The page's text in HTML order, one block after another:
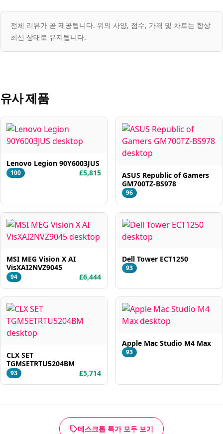
전체 리뷰가 곧 제공됩니다. 위의 사양, 점수, 가격 및 차트는 항상
최신 상태로 유지됩니다.
유사 제품
Lenovo Legion 90Y6003JUS
100 £5,815
ASUS Republic of Gamers
GM700TZ-BS978
96
MSI MEG Vision X AI
VisXAI2NVZ9045
94 £6,444
Dell Tower ECT1250
93
CLX SET
TGMSETRTU5204BM
93 £5,714
Apple Mac Studio M4 Max
93
데스크톱 특가 모두 보기